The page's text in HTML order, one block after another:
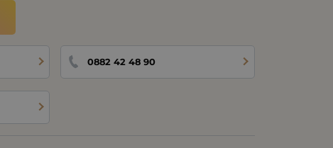
0882 42 48 90